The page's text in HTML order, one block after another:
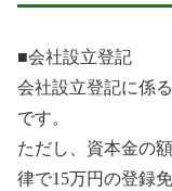
■会社設立登記
会社設立登記に係
です。
ただし、資本金の
律で15万円の登録